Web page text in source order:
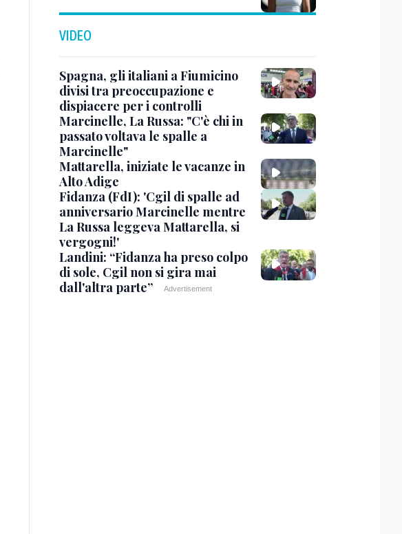
VIDEO
Spagna, gli italiani a Fiumicino
divisi tra preoccupazione e
dispiacere per i controlli
Marcinelle, La Russa: "C'è chi in
passato voltava le spalle a
Marcinelle"
Mattarella, iniziate le vacanze in
Alto Adige
Fidanza (FdI): 'Cgil di spalle ad
anniversario Marcinelle mentre
La Russa leggeva Mattarella, si
vergogni!'
Landini: “Fidanza ha preso colpo
di sole, Cgil non si gira mai
dall'altra parte”